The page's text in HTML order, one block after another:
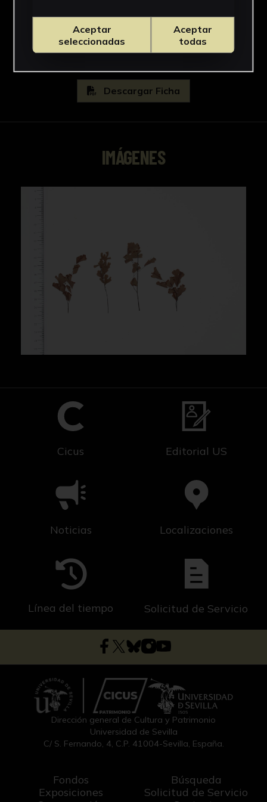
Descargar Ficha
IMÁGENES
Cicus Editorial US
Noticias Localizaciones
Línea del tiempo Solicitud de Servicio
Dirección general de Cultura y Patrimonio
Universidad de Sevilla
C/ S. Fernando, 4, C.P. 41004-Sevilla, España.
Fondos
Exposiciones
Búsqueda
Solicitud de Servicio
Aceptar
seleccionadas
Aceptar
todas